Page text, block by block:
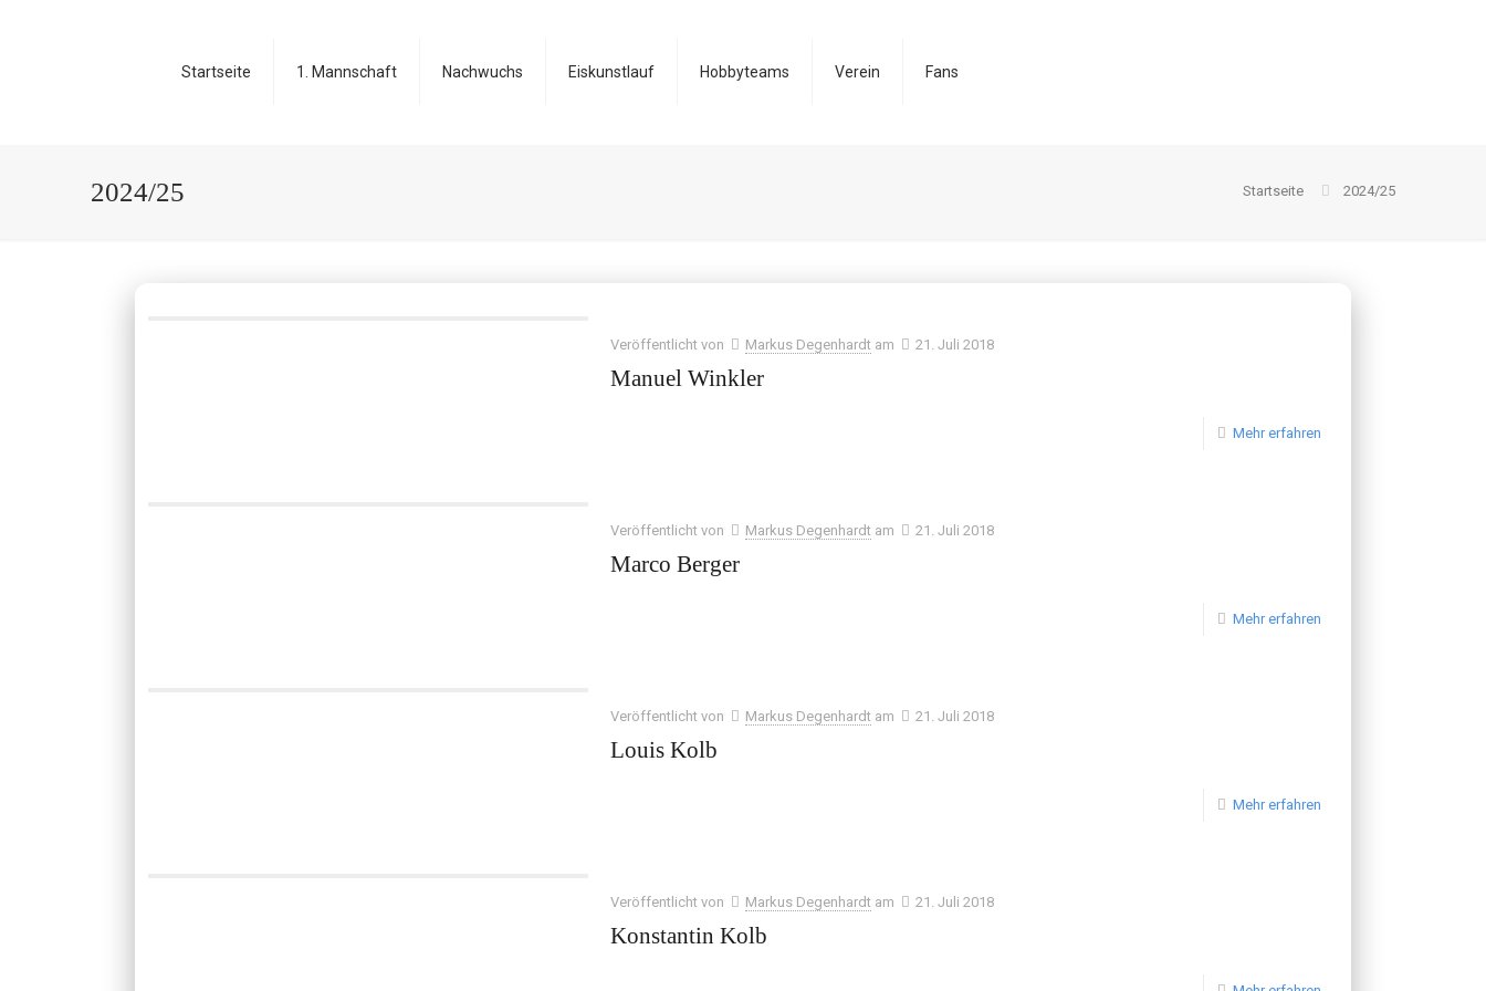
Startseite 1. Mannschaft Nachwuchs Eiskunstlauf Hobbyteams Verein Fans
2024/25 Startseite 2024/25
Veröffentlicht von Markus Degenhardt am 21. Juli 2018
Manuel Winkler
Mehr erfahren
Veröffentlicht von Markus Degenhardt am 21. Juli 2018
Marco Berger
Mehr erfahren
Veröffentlicht von Markus Degenhardt am 21. Juli 2018
Louis Kolb
Mehr erfahren
Veröffentlicht von Markus Degenhardt am 21. Juli 2018
Konstantin Kolb